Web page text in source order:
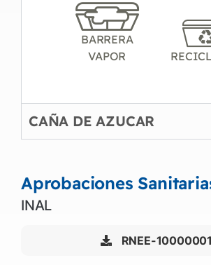
BARRERA
VAPOR
CAÑA DE AZUCAR
Aprobaciones
INAL
RNEE-10000001